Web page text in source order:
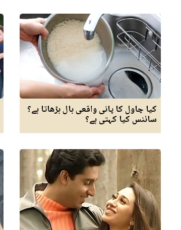
کیا چاول کا پانی واقعی بال بڑھاتا ہے؟
سائنس کیا کہتی ہے؟